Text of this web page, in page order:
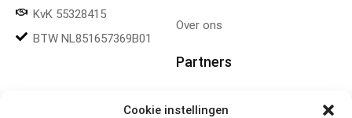
Cookie instellingen
KvK 55328415
BTW NL851657369B01
Over ons
Partners